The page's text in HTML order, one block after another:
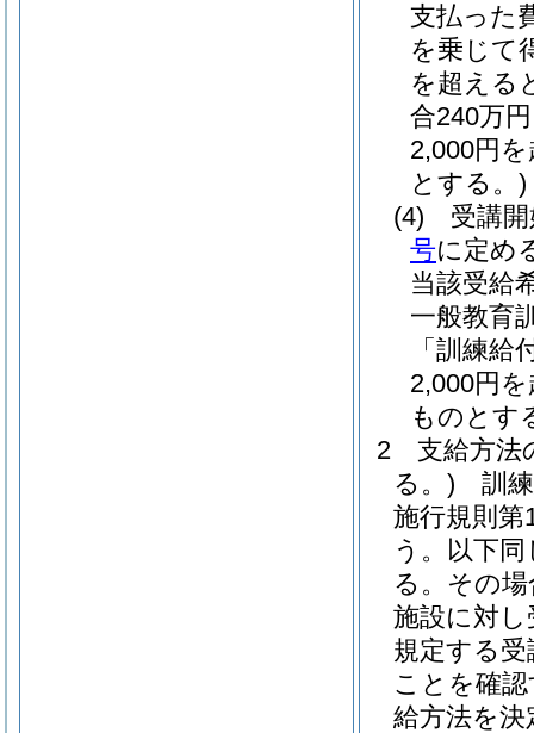
支払った
を乗じて
を超える
合240万
2,000円
とする。)
(4)
受講
号に定め
当該受給
一般教育
「訓練給
2,000円
ものとす
2
支給方法
る。) 訓練
施行規則第
う。以下同
る。 その
施設に対し
規定する
ことを確
給方法を